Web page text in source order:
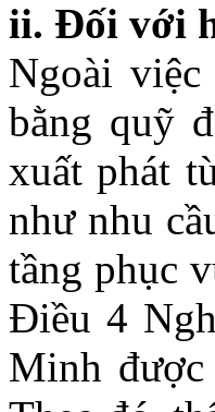
ii. Đối với
Ngoài
bằng quỹ
xuất phát
như nhu
tầng phục
Điều 4
Minh